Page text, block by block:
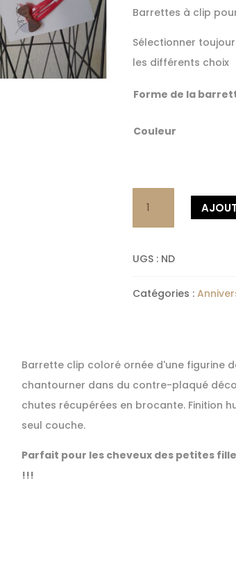
Barrettes à clip
Sélectionner
les différents choix
Forme de la
Couleur
petite
UGS : ND
Catégories :
Barrette clip coloré ornée d'une figurine
chantourner dans du contre-plaqué
chutes récupérées en brocante. Finition
seul couche.
Parfait pour les cheveux des petites
!!!